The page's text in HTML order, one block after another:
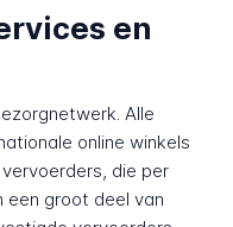
en
Alle
online winkels
die per
een groot deel van